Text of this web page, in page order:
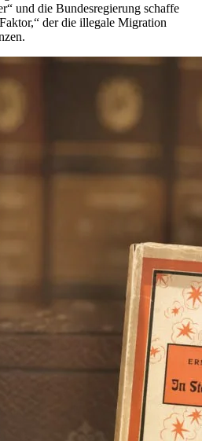
und die Bundesregierung schaffe
der die illegale Migration